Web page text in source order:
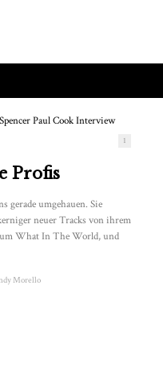
1
Profis
gerade umgehauen. Sie
neuer Tracks von ihrem
What In The World, und
Morello